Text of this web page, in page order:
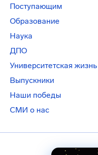
Поступающим
Образование
Наука
ДПО
Университетская жизнь
Выпускники
Наши победы
СМИ о нас